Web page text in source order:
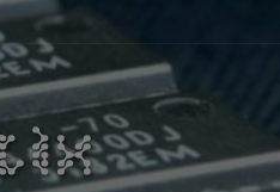
elektromanyetix